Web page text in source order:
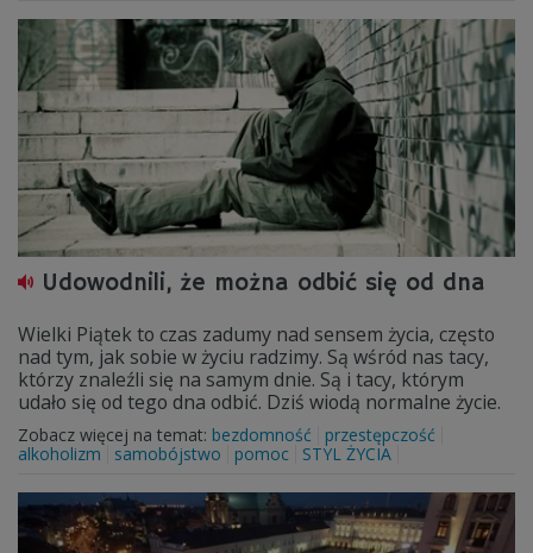
Udowodnili, że można odbić się od dna
Wielki Piątek to czas zadumy nad sensem życia, często
nad tym, jak sobie w życiu radzimy. Są wśród nas tacy,
którzy znaleźli się na samym dnie. Są i tacy, którym
udało się od tego dna odbić. Dziś wiodą normalne życie.
Zobacz więcej na temat: bezdomność
przestępczość
alkoholizm
samobójstwo pomoc STYL ŻYCIA